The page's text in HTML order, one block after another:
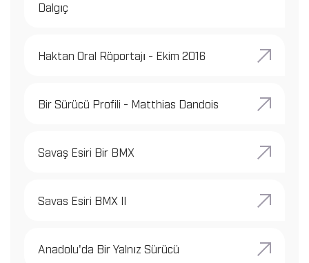
Dalgıç
Haktan Oral Röportajı - Ekim 2016
Bir Sürücü Profili - Matthias Dandois
Savaş Esiri Bir BMX
Savas Esiri BMX II
Anadolu'da Bir Yalnız Sürücü